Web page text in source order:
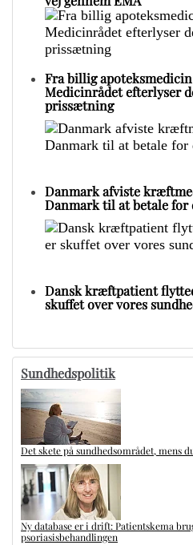
Fra billig
Medicinrådet efterlyser
prissætning
Danmark afviste
Danmark til at betale for
Dansk kræftpatient
skuffet over vores
Sundhedspolitik
Det skete på sundhedsområdet, mens
Ny database er i drift: Patientskema
psoriasisbehandlingen